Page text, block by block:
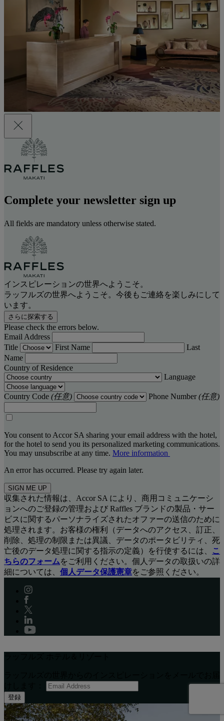
Complete your newsletter sign up
All fields are mandatory unless otherwise stated.
インスピレーションの世界へようこそ。
ラッフルズの世界へようこそ。今後もご連絡を楽しみにして
います。
さらに探索する
Please check the errors below.
Email Address
Title
First Name
Last
Name
Country of Residence
Language
Country Code (任意) Phone Number (任意)
You consent to Accor SA sharing your email address with the hotel,
for the hotel to send you its personalized marketing communications.
You may unsubscribe at any time. More information
An error has occurred. Please try again later.
SIGN ME UP
収集された情報は、Accor SA により、商用コミュニケーシ
ョンへのご登録の管理および Raffles ブランドの製品・サー
ビスに関するパーソナライズされたオファーの送信のために
処理されます。お客様の権利（データへのアクセス、訂正、
削除、処理の制限または異議、データのポータビリティ、死
亡後のデータ処理に関する指示の定義）を行使するには、
こ
ちらのフォームをご利用ください。個人データの取扱いの詳
細については、 個人データ保護憲章をご参照ください。
登録